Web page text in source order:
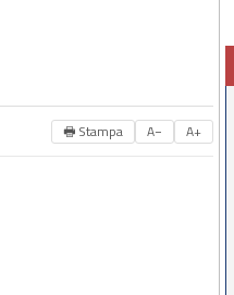
🖶 Stampa A− A+